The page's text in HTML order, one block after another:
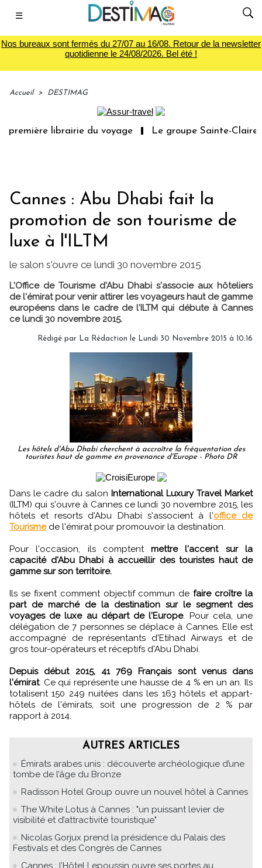
☰
Nos bureaux sont fermés du 27/07 au 16/08. Retour de la newsletter
quotidienne le 24/08/2026. Bel été !
Accueil > DESTIMAG
librairie du voyage Le groupe Sainte-Claire
Cannes : Abu Dhabi fait la
promotion de son tourisme de
luxe à l'ILTM
le salon s'ouvre ce lundi 30 novembre 2015
L'Office de Tourisme d'Abu Dhabi s'associe aux hôteliers
de l'émirat pour venir attirer les voyageurs haut de gamme
européens dans le cadre de l'ILTM qui débute à Cannes
ce lundi 30 novembre 2015.
Rédigé par La Rédaction le Lundi 30 Novembre 2015 à 10:16
Les hôtels d'Abu Dhabi cherchent à accroître la fréquentation des
touristes haut de gamme en provenance d'Europe - Photo DR
Dans le cadre du salon International Luxury Travel Market
(ILTM) qui s'ouvre à Cannes ce lundi 30 novembre 2015, les
hôtels et resorts d'Abu Dhabi s'associent à l'office de
Tourismede l'émirat pour promouvoir la destination.
Pour l'occasion, ils comptentmettre l'accent sur la
capacité d'Abu Dhabi à accueillir des touristes haut de
gamme sur son territoire.
Ils se fixent comment objectif commun defaire croître la
part de marché de la destination sur le segment des
voyages de luxe au départ de l'Europe. Pour cela, une
délégation de 7 personnes se déplace à Cannes. Elle est
accompagné de représentants d'Etihad Airways et de
gros tour-opérateurs et réceptifs d'Abu Dhabi.
Depuis début 2015, 41 769 Français sont venus dans
l'émirat. Ce qui représente une hausse de 4 % en un an. Ils
totalisent 150 249 nuitées dans les 163 hôtels et appart-
hôtels de l'émirats, soit une progression de 2 % par
rapport à 2014.
AUTRES ARTICLES
Émirats arabes unis : découverte archéologique d’une
tombe de l’âge du Bronze
Radisson Hotel Group ouvre un nouvel hôtel à Cannes
The White Lotus à Cannes : "un puissant levier de
visibilité et d’attractivité touristique"
Nicolas Gorjux prend la présidence du Palais des
Festivals et des Congrès de Cannes
Cannes : l’Hôtel Lepoussin ouvre ses portes au